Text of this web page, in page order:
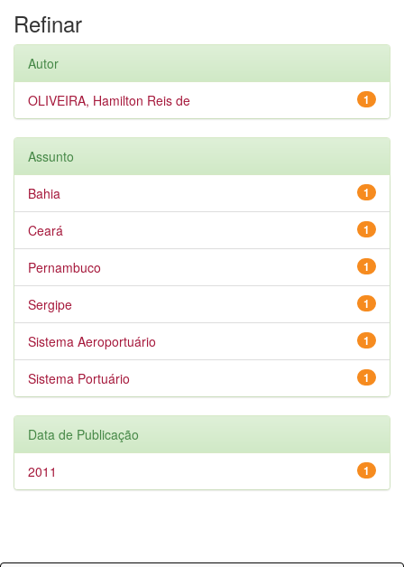
Refinar
Autor
1
OLIVEIRA, Hamilton Reis de
Assunto
1
Bahia
1
Ceará
1
Pernambuco
1
Sergipe
1
Sistema Aeroportuário
1
Sistema Portuário
Data de Publicação
1
2011